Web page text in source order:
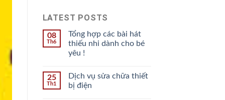
LATEST POSTS
08
Th6
Tổng hợp các bài hát
thiếu nhi dành cho bé
yêu !
25
Th1
Dịch vụ sửa chữa thiết
bị điện